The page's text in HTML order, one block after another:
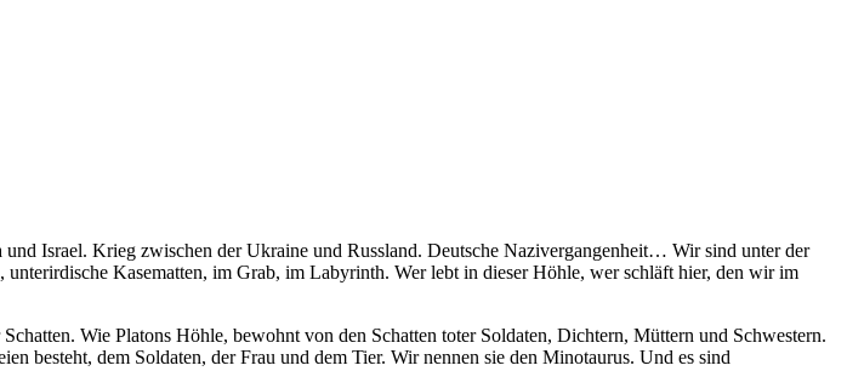
Israel. Krieg zwischen der Ukraine und Russland. Deutsche Nazivergangenheit… Wir sind unter der
Kasematten, im Grab, im Labyrinth. Wer lebt in dieser Höhle, wer schläft hier, den wir im
Wie Platons Höhle, bewohnt von den Schatten toter Soldaten, Dichtern, Müttern und Schwestern.
besteht, dem Soldaten, der Frau und dem Tier. Wir nennen sie den Minotaurus. Und es sind